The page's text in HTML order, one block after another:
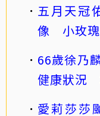
五月天冠
像 小玫瑰
66歲徐乃
健康狀況
愛莉莎莎